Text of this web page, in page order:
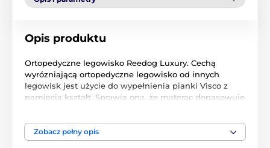
Opis produktu
Ortopedyczne legowisko Reedog Luxury. Cechą
wyrózniającą ortopedyczne legowisko od innych
legowisk jest użycie do wypełnienia pianki Visco z
pamięcią kształt. Sprawia ona, że materac dopasowuje
wraca ona powoli do swojej pierwotnej struktury.
Własność ta sprawia, że materac dopasowuje się do
Zobacz pełny opis